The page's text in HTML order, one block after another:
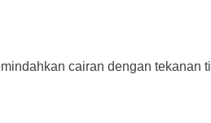
cairan dengan